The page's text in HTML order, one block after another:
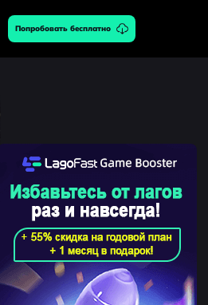
Попробовать бесплатно